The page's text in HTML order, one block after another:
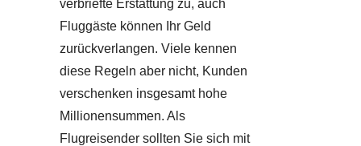
verbriefte Erstattung zu, auch
Fluggäste können Ihr Geld
zurückverlangen. Viele kennen
diese Regeln aber nicht, Kunden
verschenken insgesamt hohe
Millionensummen. Als
Flugreisender sollten Sie sich mit